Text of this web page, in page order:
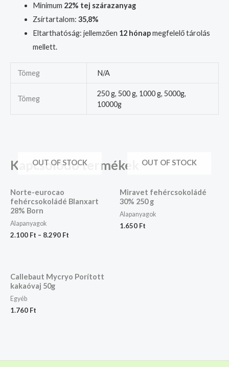
Minimum 22% tej szárazanyag
Zsírtartalom: 35,8%
Eltarthatóság: jellemzően 12 hónapmegfelelő tárolás
mellett.
Tömeg N/A
Tömeg
250 g, 500 g, 1000 g, 5000g,
10000g
Kapcsolódó termékek
OUT OF STOCK
Norte-eurocao
fehércsokoládé Blanxart
28% Born
Alapanyagok
2.100 Ft – 8.290 Ft
OUT OF STOCK
Miravet fehércsokoládé
30% 250 g
Alapanyagok
1.650 Ft
Callebaut Mycryo Porított
kakaóvaj 50g
Egyéb
1.760 Ft